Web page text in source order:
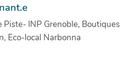
Piste- INP Grenoble, Boutiques
Eco-local Narbonna